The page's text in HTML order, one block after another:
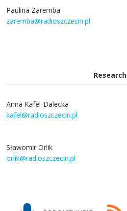
Paulina Zaremba
zaremba@radioszczecin.pl
Research
Anna Kafel-Dalecka
kafel@radioszczecin.pl
Sławomir Orlik
orlik@radioszczecin.pl